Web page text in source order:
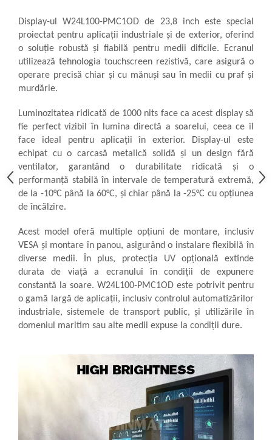
Laptopuri Industriale
Robotică
Servicii
Vibrații
Echilibrări
Aliniere geometrică
Aliniere hidro & termo
Termografie
Display-ul W24L100-PMC1OD de 23,8 inch este special
proiectat pentru aplicații industriale și de exterior, oferind
o soluție robustă și fiabilă pentru medii dificile. Ecranul
utilizează tehnologia touchscreen rezistivă, care asigură o
operare precisă chiar și cu mănuși sau în medii cu praf și
murdărie.
Luminozitatea ridicată de 1000 nits face ca acest display să
fie perfect vizibil în lumina directă a soarelui, ceea ce îl
face ideal pentru aplicații în exterior. Display-ul este
echipat cu o carcasă metalică solidă și un design fără
ventilator, garantând o durabilitate ridicată și o
performanță stabilă în intervale de temperatură extremă,
de la -10°C până la 60°C, și chiar până la -25°C cu opțiunea
de încălzire.
Acest model oferă multiple opțiuni de montare, inclusiv
VESA și montare în panou, asigurând o instalare flexibilă în
diverse medii. În plus, protecția UV opțională extinde
durata de viață a ecranului în condiții de expunere
constantă la soare. W24L100-PMC1OD este potrivit pentru
o gamă largă de aplicații, inclusiv controlul automatizărilor
industriale, sistemele de transport public, și utilizările în
domeniul maritim sau alte medii expuse la condiții dure.